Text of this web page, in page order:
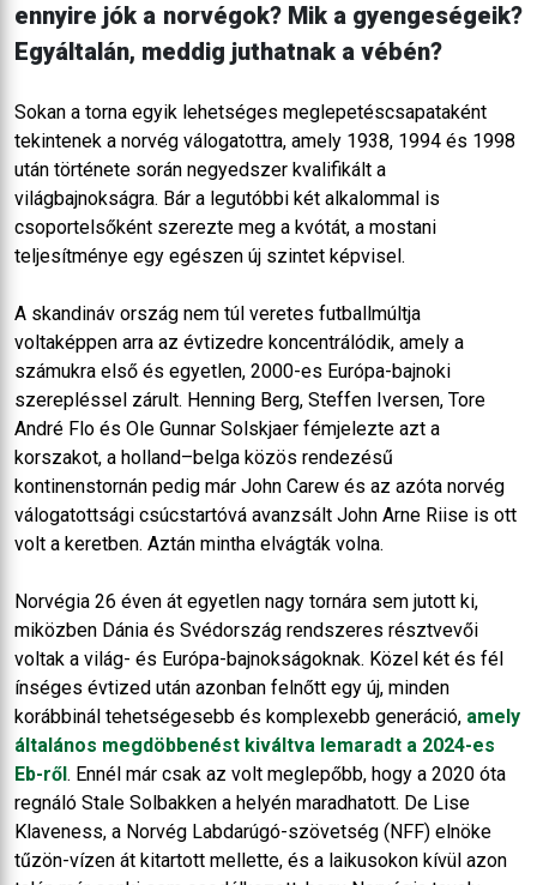
ennyire jók a norvégok? Mik a gyengeségeik?
Egyáltalán, meddig juthatnak a vébén?
Sokan a torna egyik lehetséges meglepetéscsapataként
tekintenek a norvég válogatottra, amely 1938, 1994 és 1998
után története során negyedszer kvalifikált a
világbajnokságra. Bár a legutóbbi két alkalommal is
csoportelsőként szerezte meg a kvótát, a mostani
teljesítménye egy egészen új szintet képvisel.
A skandináv ország nem túl veretes futballmúltja
voltaképpen arra az évtizedre koncentrálódik, amely a
számukra első és egyetlen, 2000-es Európa-bajnoki
szerepléssel zárult. Henning Berg, Steffen Iversen, Tore
André Flo és Ole Gunnar Solskjaer fémjelezte azt a
korszakot, a holland–belga közös rendezésű
kontinenstornán pedig már John Carew és az azóta norvég
válogatottsági csúcstartóvá avanzsált John Arne Riise is ott
volt a keretben. Aztán mintha elvágták volna.
Norvégia 26 éven át egyetlen nagy tornára sem jutott ki,
miközben Dánia és Svédország rendszeres résztvevői
voltak a világ- és Európa-bajnokságoknak. Közel két és fél
ínséges évtized után azonban felnőtt egy új, minden
korábbinál tehetségesebb és komplexebb generáció, amely
általános megdöbbenést kiváltva lemaradt a 2024-es
Eb-ről . Ennél már csak az volt meglepőbb, hogy a 2020 óta
regnáló Stale Solbakken a helyén maradhatott. De Lise
Klaveness, a Norvég Labdarúgó-szövetség (NFF) elnöke
tűzön-vízen át kitartott mellette, és a laikusokon kívül azon